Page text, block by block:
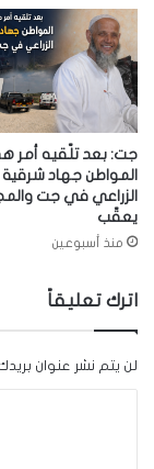
جت: بعد تلّقيه أمر
المواطن جهاد
الزراعي في جت
يعقّب
منذ أسبوعين
اترك تعليقاً
لن يتم نشر عنوان